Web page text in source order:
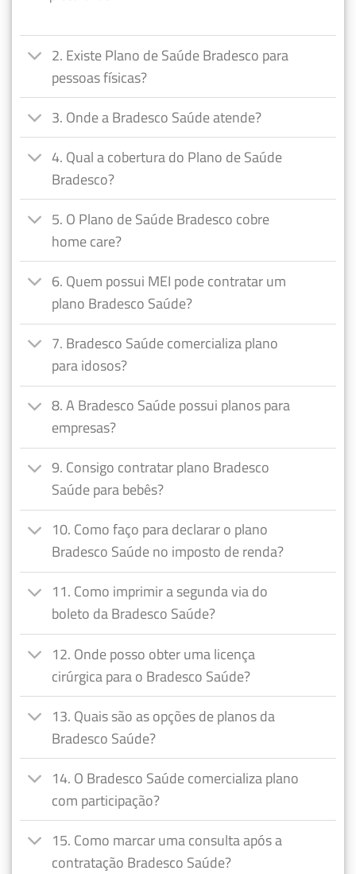
2. Existe Plano de Saúde Bradesco para
pessoas físicas?
3. Onde a Bradesco Saúde atende?
4. Qual a cobertura do Plano de Saúde
Bradesco?
5. O Plano de Saúde Bradesco cobre
home care?
6. Quem possui MEI pode contratar um
plano Bradesco Saúde?
7. Bradesco Saúde comercializa plano
para idosos?
8. A Bradesco Saúde possui planos para
empresas?
9. Consigo contratar plano Bradesco
Saúde para bebês?
10. Como faço para declarar o plano
Bradesco Saúde no imposto de renda?
11. Como imprimir a segunda via do
boleto da Bradesco Saúde?
12. Onde posso obter uma licença
cirúrgica para o Bradesco Saúde?
13. Quais são as opções de planos da
Bradesco Saúde?
14. O Bradesco Saúde comercializa plano
com participação?
15. Como marcar uma consulta após a
contratação Bradesco Saúde?